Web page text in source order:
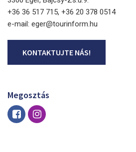
+36 36 517 715, +36 20 378 0514
e-mail: eger@tourinform.hu
KONTAKTUJTE NÁS!
Megosztás